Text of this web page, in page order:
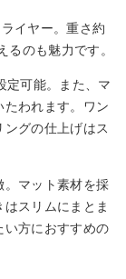
イヤー。重さ約
のも魅力です。
定可能。また、マ
たわれます。ワン
グの仕上げはス
。マット素材を採
スリムにまとま
い方におすすめの